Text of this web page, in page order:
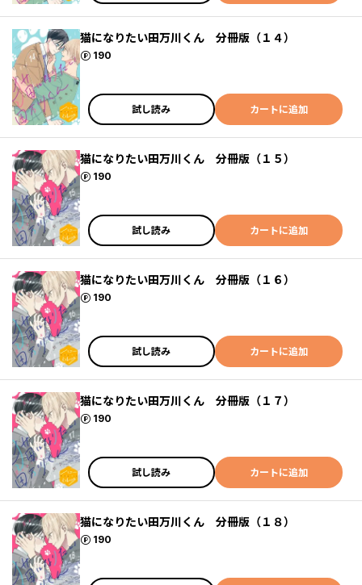
猫になりたい田万川くん 分冊版（１４）
190
ポイント
試し読み カートに追加
猫になりたい田万川くん 分冊版（１５）
190
ポイント
試し読み カートに追加
猫になりたい田万川くん 分冊版（１６）
190
ポイント
試し読み カートに追加
猫になりたい田万川くん 分冊版（１７）
190
ポイント
試し読み カートに追加
猫になりたい田万川くん 分冊版（１８）
190
ポイント